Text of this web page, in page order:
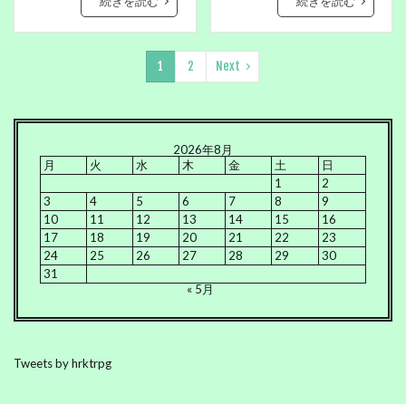
1 2 Next
2026年8月
月
火 水 木 金 土
日
1
2
3
4 5 6 7 8
9
10
11 12 13 14 15
16
17
18 19 20 21 22
23
24
25 26 27 28 29
30
31
« 5月
Tweets by hrktrpg